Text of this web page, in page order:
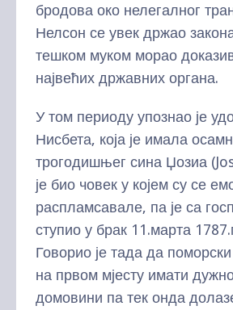
бродова око нелегалног
Нелсон се увек држао
тешком муком морао
највећих државних органа.
У том периоду упознао је
Нисбета, која је имала
трогодишњег сина Џозиа
је био човек у којем су се
распламсавале, па је са
ступио у брак 11.марта
Говорио је тада да
на првом мјесту имати
домовини па тек онда